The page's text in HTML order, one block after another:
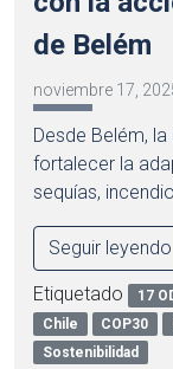
de Belém
noviembre 17,
Desde Belém,
fortalecer la
sequías,
Seguir leyendo
Etiquetado 17
Chile
COP30
Sostenibilidad